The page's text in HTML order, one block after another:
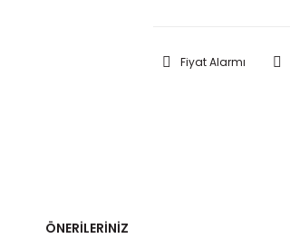
Fiyat Alarmı
ÖNERILERINIZ